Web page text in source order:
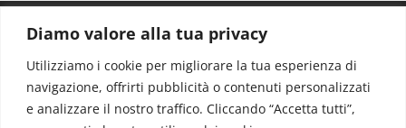
Diamo valore alla tua privacy
Utilizziamo i cookie per migliorare la tua esperienza di
navigazione, offrirti pubblicità o contenuti personalizzati
e analizzare il nostro traffico. Cliccando “Accetta tutti”,
Redazione: redazione@www.martinasera.it
Direttore:direttore@www.martinasera.it